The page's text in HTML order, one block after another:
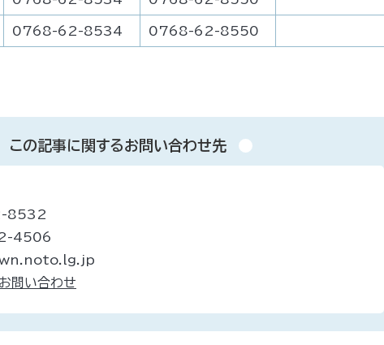
0768-62-8534 0768-62-8550
この記事に関するお問い合わせ先
8532
4506
問い合わせ